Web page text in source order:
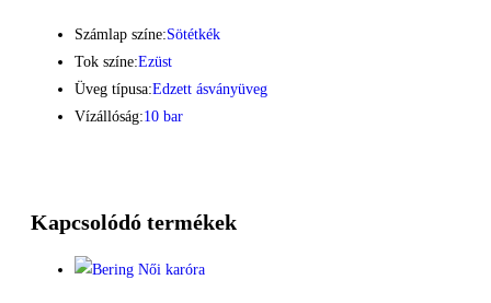
Számlap színe:Sötétkék
Tok színe:Ezüst
Üveg típusa:Edzett ásványüveg
Vízállóság:10 bar
Kapcsolódó termékek